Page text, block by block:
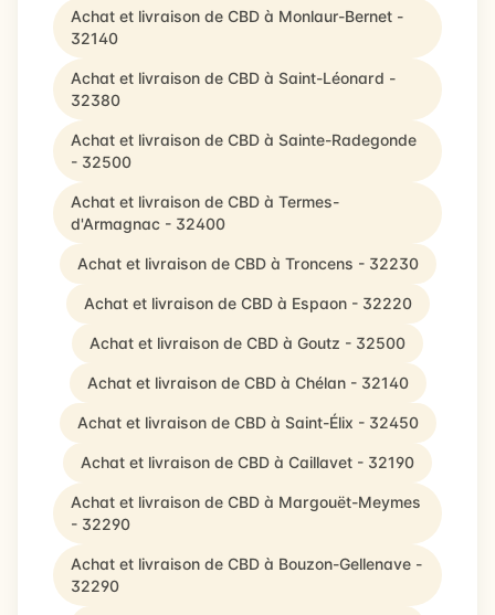
Achat et livraison de CBD à Monlaur-Bernet -
32140
Achat et livraison de CBD à Saint-Léonard -
32380
Achat et livraison de CBD à Sainte-Radegonde
- 32500
Achat et livraison de CBD à Termes-
d'Armagnac - 32400
Achat et livraison de CBD à Troncens - 32230
Achat et livraison de CBD à Espaon - 32220
Achat et livraison de CBD à Goutz - 32500
Achat et livraison de CBD à Chélan - 32140
Achat et livraison de CBD à Saint-Élix - 32450
Achat et livraison de CBD à Caillavet - 32190
Achat et livraison de CBD à Margouët-Meymes
- 32290
Achat et livraison de CBD à Bouzon-Gellenave -
32290